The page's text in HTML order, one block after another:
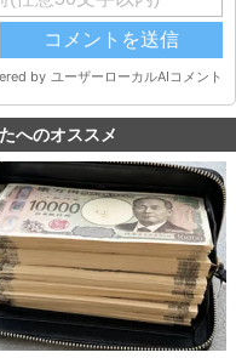
へのオススメ